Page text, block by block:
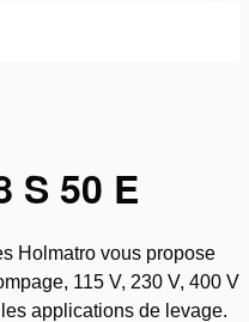
S 50 E
Holmatro vous propose
115 V, 230 V, 400 V
applications de levage.